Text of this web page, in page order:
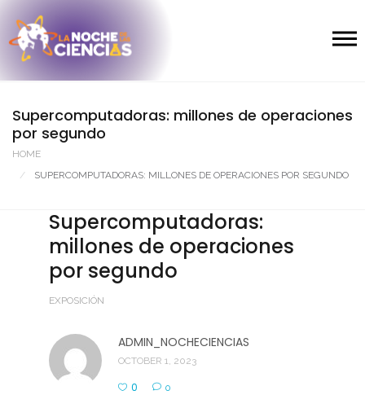
Supercomputadoras: millones de operaciones
por segundo
HOME
SUPERCOMPUTADORAS: MILLONES DE OPERACIONES POR SEGUNDO
Supercomputadoras:
millones de operaciones
por segundo
EXPOSICIÓN
ADMIN_NOCHECIENCIAS
OCTOBER 1, 2023
0 0